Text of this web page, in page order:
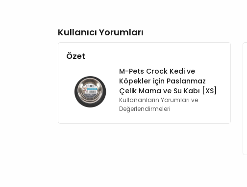
Kullanıcı Yorumları
Özet
M-Pets Crock Kedi ve
Köpekler için Paslanmaz
Çelik Mama ve Su Kabı [XS]
Kullananların Yorumları ve
Değerlendirmeleri